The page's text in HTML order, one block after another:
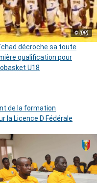
© (DR)
décroche sa toute
qualification pour
U18
de la formation
la Licence D Fédérale